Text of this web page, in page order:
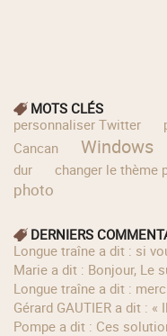
MOTS CLÉS
personnaliser Twitter
Cancan
Windows
dur
changer le thème
photo
DERNIERS
longue traîne a dit : si
Marie a dit : Bonjour, Le
longue traîne a dit :
Gérard GAUTIER a dit :
Pompe a dit : Ces